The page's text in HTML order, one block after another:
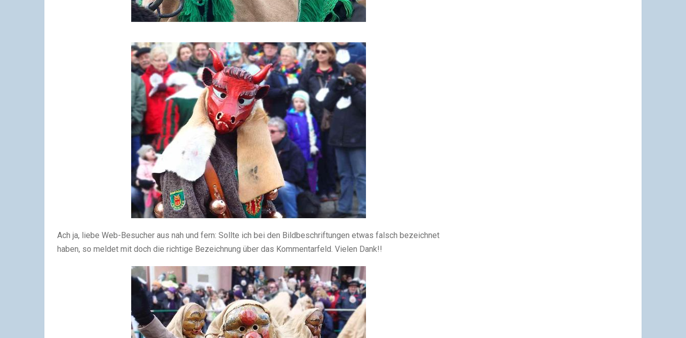
Ach ja, liebe Web-Besucher aus nah und fern: Sollte ich bei den Bildbeschriftungen etwas falsch bezeichnet
haben, so meldet mit doch die richtige Bezeichnung über das Kommentarfeld. Vielen Dank!!